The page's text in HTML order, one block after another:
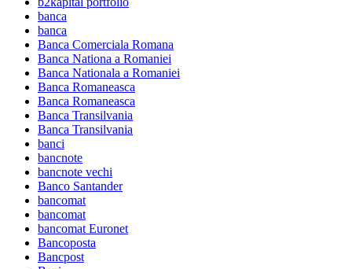
banca
banca
Banca Comerciala Romana
Banca Nationa a Romaniei
Banca Nationala a Romaniei
Banca Romaneasca
Banca Romaneasca
Banca Transilvania
Banca Transilvania
banci
bancnote
bancnote vechi
Banco Santander
bancomat
bancomat
bancomat Euronet
Bancoposta
Bancpost